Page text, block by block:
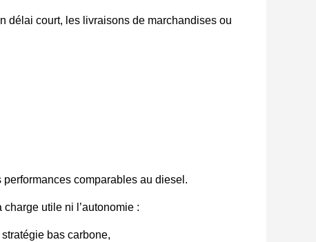
délai court, les livraisons de marchandises ou
performances comparables au diesel.
utile ni l’autonomie :
bas carbone,